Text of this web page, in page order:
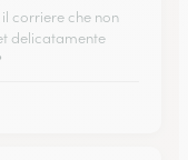
corriere che non
delicatamente